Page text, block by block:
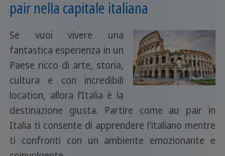
pair nella capitale italiana
Se vuoi vivere una
fantastica esperienza in un
Paese ricco di arte, storia,
cultura e con incredibili
location, allora l’Italia è la
destinazione giusta. Partire come au pair in
Italia ti consente di apprendere l'italiano mentre
ti confronti con un ambiente emozionante e